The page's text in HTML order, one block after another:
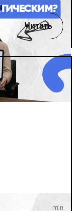
Читать
min